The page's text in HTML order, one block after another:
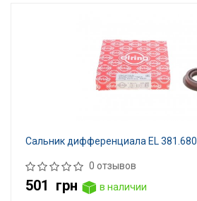
Сальник дифференциала EL 381.680
0 отзывов
501 грн
в наличии